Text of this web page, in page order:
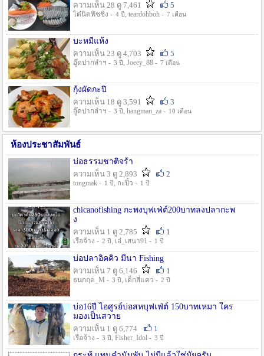
ความเห็น 28 ดู 7,461
5
ไต๋นิตฟิชชิ่ง - 4 ปี , teardohboh - 7 เดือน
บะหมี่แห้ง
ความเห็น 23 ดู 4,703
5
อู๊ดปากลำฯ - 3 ปี , Joeey_88 - 7 เดือน
กุ้งผัดกะปิ
ความเห็น 18 ดู 3,591
3
อู๊ดปากลำฯ - 3 ปี , hangman_za - 10 เดือน
ห้องประชาสัมพันธ์
บ่อธรรมชาติจร้า
ความเห็น 3 ดู 2,893
2
tongmak - 1 ปี , กะปิ๋ว - 1 ปี
chicanofishing กะพงบุฟเฟ่ต์200บาทลงปลากะพ
ง
ความเห็น 1 ดู 2,785
1
เรือจ้าง - 2 ปี , เอ๋_เสนา91 - 1 ปี
บ่อปลาอิคคิว มีนา Fishing
ความเห็น 7 ดู 6,146
1
ธนกฤต_M - 3 ปี , เด็กสี่แคว - 2 ปี
บ่อ16ปี ไอศูรย์บ่อสหบุฟเฟ่ต์ 150บาทเหมา ใคร
มองเป็นสวาย
ความเห็น 1 ดู 6,774
1
เรือจ้าง - 3 ปี , Fisher_Idol - 3 ปี